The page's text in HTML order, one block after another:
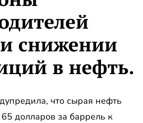
снижении
в нефть.
что сырая нефть
долларов за баррель к